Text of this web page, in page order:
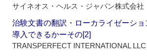
サイネオス・ヘルス・ジャパン株式会社
治験文書の翻訳・ローカライゼーシ
導入できるかーその[2]
TRANSPERFECT INTERNATIONAL LLC